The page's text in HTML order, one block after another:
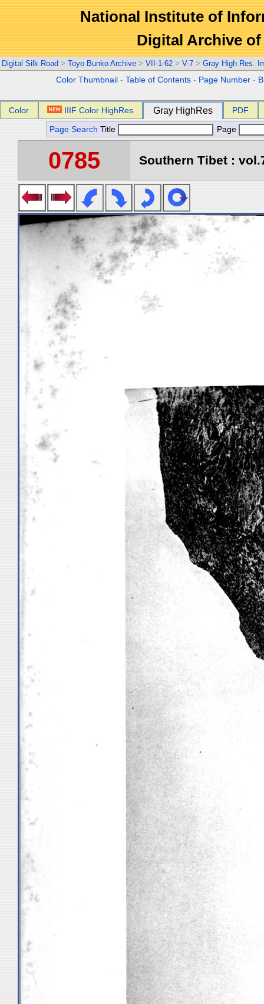
National Institute of
Digital Archive
Digital Silk Road > Toyo Bunko Archive > VII-1-62 > V-7 > Gray High Res.
Color Thumbnail -Table of Contents - Page Number -
Color IIIF Color HighRes Gray HighRes PDF
Page Search Title Page
0785 Southern Tibet :